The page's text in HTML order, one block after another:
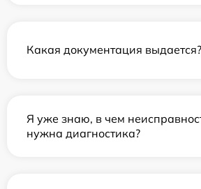
Какая документация выдается?
Я уже знаю, в чем
нужна диагностика?